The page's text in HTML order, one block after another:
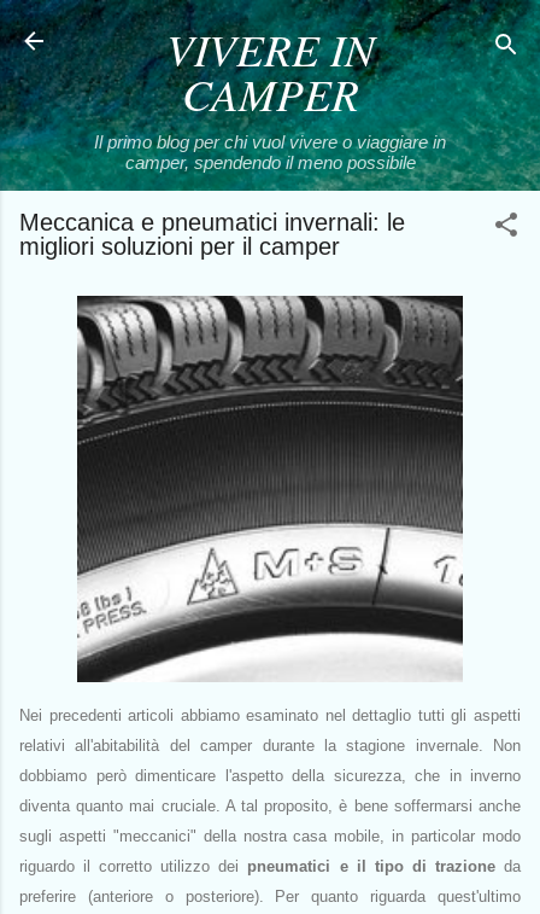
Passa ai contenuti principali
VIVERE IN
CAMPER
Il primo blog per chi vuol vivere o viaggiare in
camper, spendendo il meno possibile
Meccanica e pneumatici invernali: le
migliori soluzioni per il camper
Nei precedenti articoli abbiamo esaminato nel dettaglio tutti gli aspetti
relativi all'abitabilità del camper durante la stagione invernale. Non
dobbiamo però dimenticare l'aspetto della sicurezza, che in inverno
diventa quanto mai cruciale. A tal proposito, è bene soffermarsi anche
sugli aspetti "meccanici" della nostra casa mobile, in particolar modo
riguardo il corretto utilizzo dei pneumatici e il tipo di trazioneda
preferire (anteriore o posteriore). Per quanto riguarda quest'ultimo